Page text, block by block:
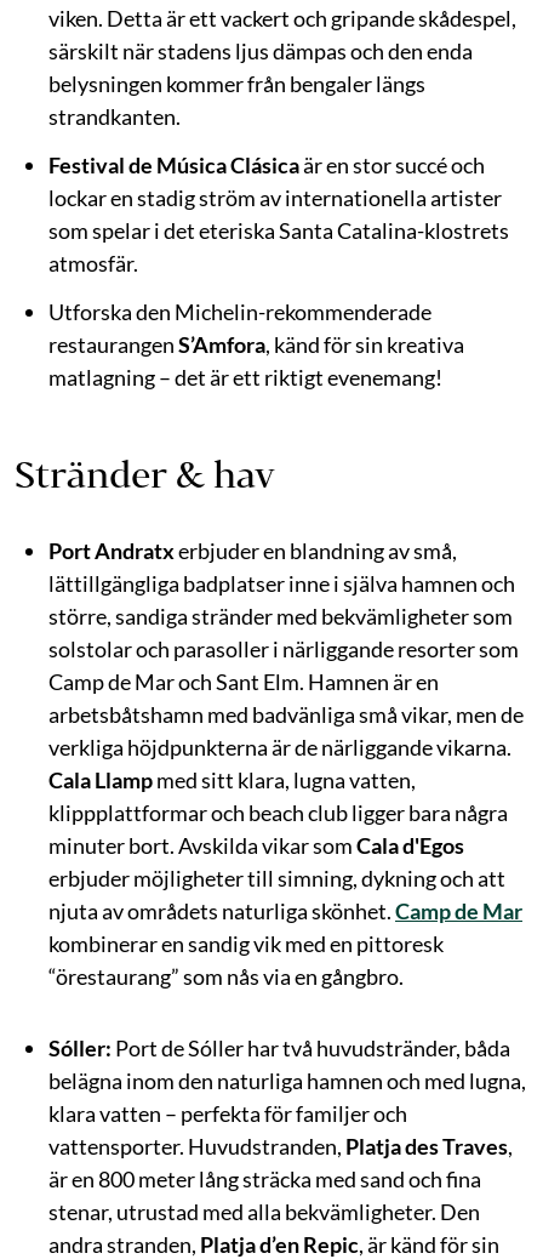
viken. Detta är ett vackert och gripande skådespel,
särskilt när stadens ljus dämpas och den enda
belysningen kommer från bengaler längs
strandkanten.
Festival de Música Clásicaär en stor succé och
lockar en stadig ström av internationella artister
som spelar i det eteriska Santa Catalina-klostrets
atmosfär.
Utforska den Michelin-rekommenderade
restaurangenS’Amfora, känd för sin kreativa
matlagning – det är ett riktigt evenemang!
Stränder & hav
Port Andratxerbjuder en blandning av små,
lättillgängliga badplatser inne i själva hamnen och
större, sandiga stränder med bekvämligheter som
solstolar och parasoller i närliggande resorter som
Camp de Mar och Sant Elm. Hamnen är en
arbetsbåtshamn med badvänliga små vikar, men de
verkliga höjdpunkterna är de närliggande vikarna.
Cala Llampmed sitt klara, lugna vatten,
klippplattformar och beach club ligger bara några
minuter bort. Avskilda vikar somCala d'Egos
erbjuder möjligheter till simning, dykning och att
njuta av områdets naturliga skönhet.Camp de Mar
kombinerar en sandig vik med en pittoresk
“örestaurang” som nås via en gångbro.
Sóller: Port de Sóller har två huvudstränder, båda
belägna inom den naturliga hamnen och med lugna,
klara vatten – perfekta för familjer och
vattensporter. Huvudstranden, Platja des Traves,
är en 800 meter lång sträcka med sand och fina
stenar, utrustad med alla bekvämligheter. Den
andra stranden, Platja d’en Repic, är känd för sin